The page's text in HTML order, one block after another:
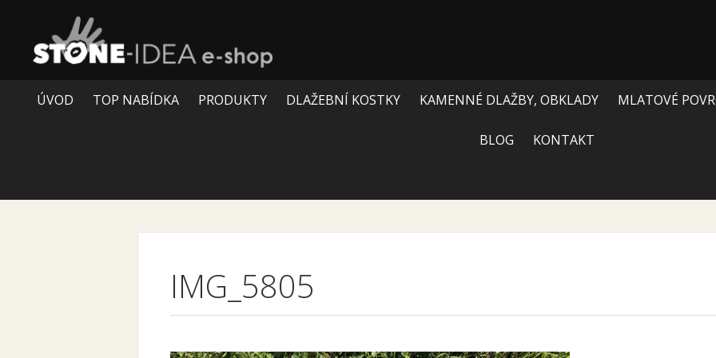
ÚVOD TOP NABÍDKA PRODUKTY DLAŽEBNÍ KOSTKY KAMENNÉ DLAŽBY, OBKLADY MLATOVÉ
BLOG KONTAKT
IMG_5805